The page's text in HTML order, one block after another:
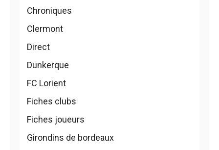
Chroniques
Clermont
Direct
Dunkerque
FC Lorient
Fiches clubs
Fiches joueurs
Girondins de bordeaux